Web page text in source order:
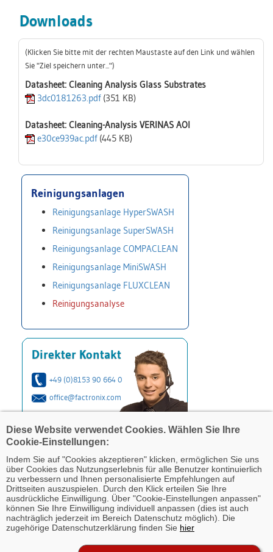
Diese Website verwendet Cookies. Wählen Sie Ihre
Cookie-Einstellungen:
Indem Sie auf "Cookies akzeptieren" klicken, ermöglichen Sie uns
über Cookies das Nutzungserlebnis für alle Benutzer kontinuierlich
zu verbessern und Ihnen personalisierte Empfehlungen auf
Drittseiten auszuspielen. Durch den Klick erteilen Sie Ihre
ausdrückliche Einwilligung. Über "Cookie-Einstellungen anpassen"
können Sie Ihre Einwilligung individuell anpassen (dies ist auch
nachträglich jederzeit im Bereich Datenschutz möglich). Die
zugehörige Datenschutzerklärung finden Sie hier
Downloads
(Klicken Sie bitte mit der rechten Maustaste auf den Link und wählen
Sie "Ziel speichern unter...")
Datasheet: Cleaning Analysis Glass Substrates
3dc0181263.pdf(351 KB)
Datasheet: Cleaning-Analysis VERINAS AOI
e30ce939ac.pdf(445 KB)
Reinigungsanlagen
Reinigungsanlage HyperSWASH
Reinigungsanlage SuperSWASH
Reinigungsanlage COMPACLEAN
Reinigungsanlage MiniSWASH
Reinigungsanlage FLUXCLEAN
Reinigungsanalyse
Direkter Kontakt
+49 (0)8153 90 664 0
office@factronix.com